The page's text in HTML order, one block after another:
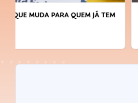
DICAS PARA OBTER CRÉDITO